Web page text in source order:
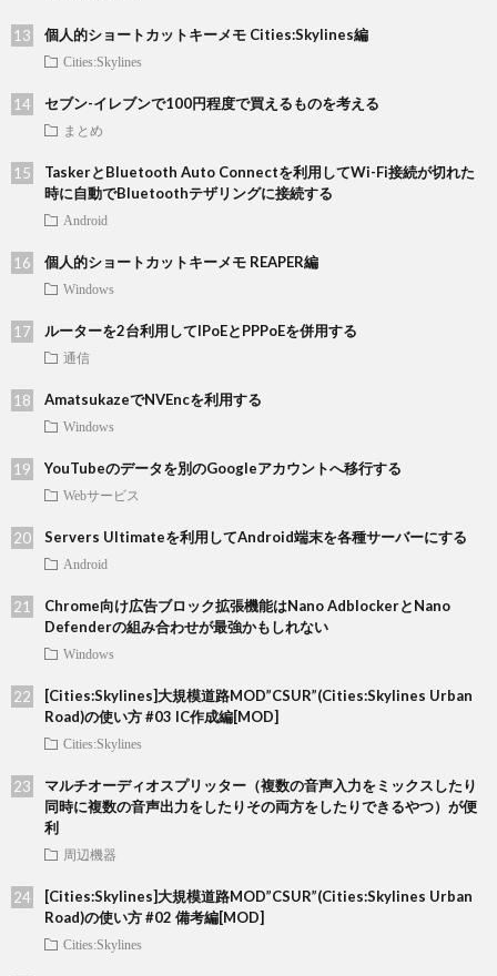
個人的ショートカットキーメモ Cities:Skylines編
Cities:Skylines
セブン-イレブンで100円程度で買えるものを考える
まとめ
TaskerとBluetooth Auto Connectを利用してWi-Fi接続が切れた
時に自動でBluetoothテザリングに接続する
Android
個人的ショートカットキーメモ REAPER編
Windows
ルーターを2台利用してIPoEとPPPoEを併用する
通信
AmatsukazeでNVEncを利用する
Windows
YouTubeのデータを別のGoogleアカウントへ移行する
Webサービス
Servers Ultimateを利用してAndroid端末を各種サーバーにする
Android
Chrome向け広告ブロック拡張機能はNano AdblockerとNano
Defenderの組み合わせが最強かもしれない
Windows
[Cities:Skylines]大規模道路MOD”CSUR”(Cities:Skylines Urban
Road)の使い方 #03 IC作成編[MOD]
Cities:Skylines
マルチオーディオスプリッター（複数の音声入力をミックスしたり
同時に複数の音声出力をしたりその両方をしたりできるやつ）が便
利
周辺機器
[Cities:Skylines]大規模道路MOD”CSUR”(Cities:Skylines Urban
Road)の使い方 #02 備考編[MOD]
Cities:Skylines